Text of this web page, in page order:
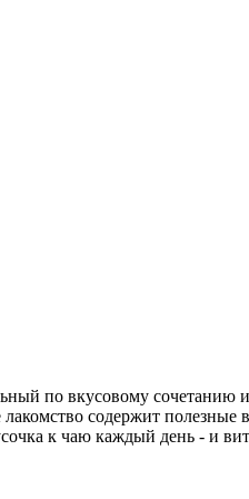
по вкусовому сочетанию
содержит
к чаю каждый день - и